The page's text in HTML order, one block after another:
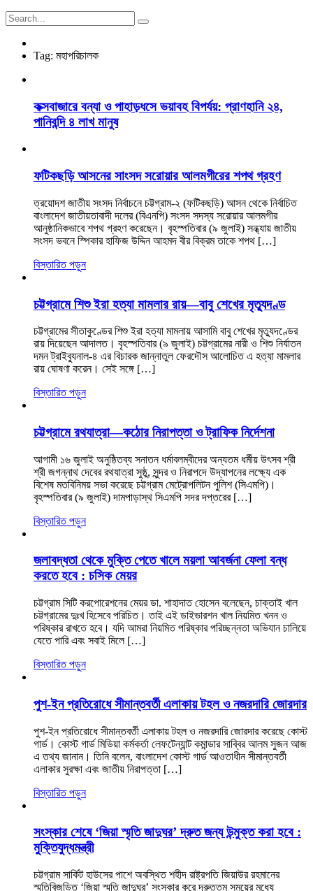
Tag: মহাপরিচালক
কক্সবাজারে বন্যা ও পাহাড়ধসে ভয়াবহ বিপর্যয়: প্রাণহানি ২৪,
পানিবন্দি ৪ লাখ মানুষ
ফটিকছড়ি আসনের সাংসদ সরোয়ার আলমগীরের শপথ গ্রহণ
ত্রয়োদশ জাতীয় সংসদ নির্বাচনে চট্টগ্রাম-২ (ফটিকছড়ি) আসন থেকে নির্বাচিত
বাংলাদেশ জাতীয়তাবাদী দলের (বিএনপি) সংসদ সদস্য সরোয়ার আলমগীর
আনুষ্ঠানিকভাবে শপথ গ্রহণ করেছেন। বৃহস্পতিবার (৯ জুলাই) সন্ধ্যায় জাতীয়
সংসদ ভবনে স্পিকার হাফিজ উদ্দিন আহমদ বীর বিক্রম তাকে শপথ […]
বিস্তারিত পড়ুন
চট্টগ্রামে শিশু ইরা হত্যা মামলার রায়—বাবু শেখের মৃত্যুদণ্ড
চট্টগ্রামের সীতাকুণ্ডের শিশু ইরা হত্যা মামলায় আসামি বাবু শেখের মৃত্যুদণ্ডের
রায় দিয়েছেন আদালত। বৃহস্পতিবার (৯ জুলাই) চট্টগ্রামের নারী ও শিশু নির্যাতন
দমন ট্রাইব্যুনাল-৪ এর বিচারক জান্নাতুল ফেরদৌস আলোচিত এ হত্যা মামলার
রায় ঘোষণা করেন। সেই সঙ্গে […]
বিস্তারিত পড়ুন
চট্টগ্রামে রথযাত্রা—কঠোর নিরাপত্তা ও ট্রাফিক নির্দেশনা
আগামী ১৬ জুলাই অনুষ্ঠিতব্য সনাতন ধর্মাবলম্বীদের অন্যতম ধর্মীয় উৎসব শ্রী
শ্রী জগন্নাথ দেবের রথযাত্রা সুষ্ঠু, সুন্দর ও নিরাপদে উদ্‌যাপনের লক্ষ্যে এক
বিশেষ মতবিনিময় সভা করেছে চট্টগ্রাম মেট্রোপলিটন পুলিশ (সিএমপি)।
বৃহস্পতিবার (৯ জুলাই) দামপাড়াস্থ সিএমপি সদর দপ্তরের […]
বিস্তারিত পড়ুন
জলাবদ্ধতা থেকে মুক্তি পেতে খালে ময়লা আবর্জনা ফেলা বন্ধ
করতে হবে : চসিক মেয়র
চট্টগ্রাম সিটি করপোরেশনের মেয়র ডা. শাহাদাত হোসেন বলেছেন, চাক্তাই খাল
চট্টগ্রামের দুঃখ হিসেবে পরিচিত। তাই এই ডাইভারশন খাল নিয়মিত খনন ও
পরিষ্কার রাখতে হবে। যদি আমরা নিয়মিত পরিষ্কার পরিচ্ছন্নতা অভিযান চালিয়ে
যেতে পারি এবং সবাই মিলে […]
বিস্তারিত পড়ুন
পুশ-ইন প্রতিরোধে সীমান্তবর্তী এলাকায় টহল ও নজরদারি জোরদার
পুশ-ইন প্রতিরোধে সীমান্তবর্তী এলাকায় টহল ও নজরদারি জোরদার করেছে কোস্ট
গার্ড। কোস্ট গার্ড মিডিয়া কর্মকর্তা লেফটেন্যান্ট কমান্ডার সাব্বির আলম সুজন আজ
এ তথ্য জানান। তিনি বলেন, বাংলাদেশ কোস্ট গার্ড আওতাধীন সীমান্তবর্তী
এলাকার সুরক্ষা এবং জাতীয় নিরাপত্তা […]
বিস্তারিত পড়ুন
সংস্কার শেষে ‘জিয়া স্মৃতি জাদুঘর’ দ্রুত জন্য উন্মুক্ত করা হবে :
মুক্তিযুদ্ধমন্ত্রী
চট্টগ্রাম সার্কিট হাউসের পাশে অবস্থিত শহীদ রাষ্ট্রপতি জিয়াউর রহমানের
স্মৃতিবিজড়িত ‘জিয়া স্মৃতি জাদুঘর’ সংস্কার করে দ্রুততম সময়ের মধ্যে